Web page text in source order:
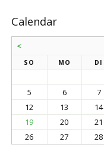
Calendar
<
SO MO DI
5
6 7
12
13 14
19
20 21
26
27 28